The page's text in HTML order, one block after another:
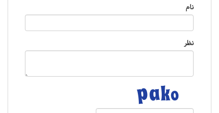
نام
نظر